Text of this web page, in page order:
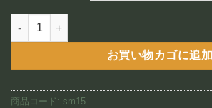
Stop, Look, Listen（SM15)個
お買い物カゴに追加
商品コード: sm15